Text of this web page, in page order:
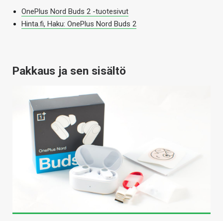
OnePlus Nord Buds 2 -tuotesivut
Hinta.fi, Haku: OnePlus Nord Buds 2
Pakkaus ja sen sisältö